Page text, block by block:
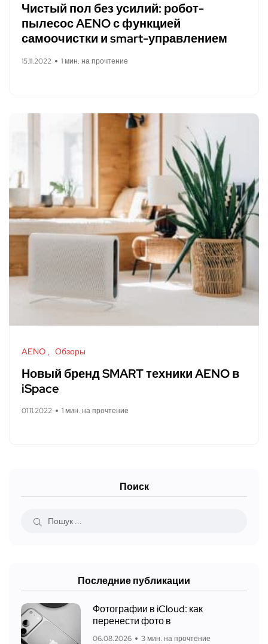
Чистый пол без усилий: робот-
пылесос AENO с функцией
самоочистки и smart-управлением
15.11.2022 1 мин. на прочтение
AENO Обзоры
Новый бренд SMART техники AENO в
iSpace
01.11.2022 1 мин. на прочтение
Поиск
Последние публикации
Фотографии в iCloud: как
перенести фото в
06.08.2026 3 мин. на прочтение